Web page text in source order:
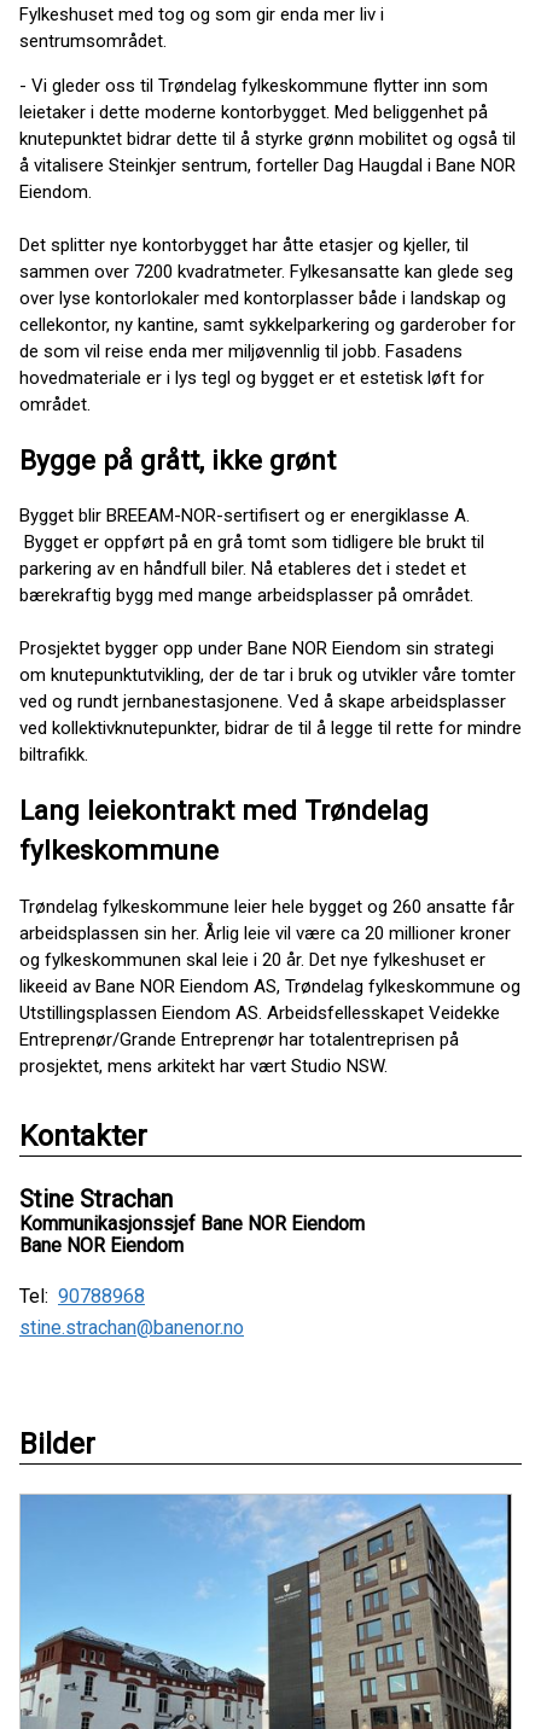
Fylkeshuset med tog og som gir enda mer liv i
sentrumsområdet.
- Vi gleder oss til Trøndelag fylkeskommune flytter inn som
leietaker i dette moderne kontorbygget. Med beliggenhet på
knutepunktet bidrar dette til å styrke grønn mobilitet og også til
å vitalisere Steinkjer sentrum, forteller Dag Haugdal i Bane NOR
Eiendom.
Det splitter nye kontorbygget har åtte etasjer og kjeller, til
sammen over 7200 kvadratmeter. Fylkesansatte kan glede seg
over lyse kontorlokaler med kontorplasser både i landskap og
cellekontor, ny kantine, samt sykkelparkering og garderober for
de som vil reise enda mer miljøvennlig til jobb. Fasadens
hovedmateriale er i lys tegl og bygget er et estetisk løft for
området.
Bygge på grått, ikke grønt
Bygget blir BREEAM-NOR-sertifisert og er energiklasse A.
Bygget er oppført på en grå tomt som tidligere ble brukt til
parkering av en håndfull biler. Nå etableres det i stedet et
bærekraftig bygg med mange arbeidsplasser på området.
Prosjektet bygger opp under Bane NOR Eiendom sin strategi
om knutepunktutvikling, der de tar i bruk og utvikler våre tomter
ved og rundt jernbanestasjonene. Ved å skape arbeidsplasser
ved kollektivknutepunkter, bidrar de til å legge til rette for mindre
biltrafikk.
Lang leiekontrakt med Trøndelag
fylkeskommune
Trøndelag fylkeskommune leier hele bygget og 260 ansatte får
arbeidsplassen sin her. Årlig leie vil være ca 20 millioner kroner
og fylkeskommunen skal leie i 20 år. Det nye fylkeshuset er
likeeid av Bane NOR Eiendom AS, Trøndelag fylkeskommune og
Utstillingsplassen Eiendom AS. Arbeidsfellesskapet Veidekke
Entreprenør/Grande Entreprenør har totalentreprisen på
prosjektet, mens arkitekt har vært Studio NSW.
Kontakter
Stine Strachan
Kommunikasjonssjef Bane NOR Eiendom
Bane NOR Eiendom
Tel: 90788968
stine.strachan@banenor.no
Bilder